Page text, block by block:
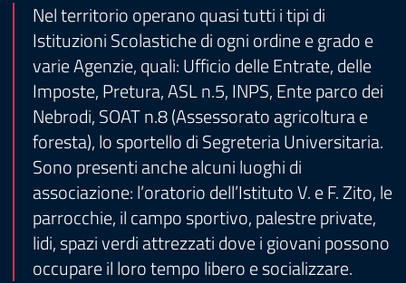
Nel territorio operano quasi tutti i tipi di
Istituzioni Scolastiche di ogni ordine e grado e
varie Agenzie, quali: Ufficio delle Entrate, delle
Imposte, Pretura, ASL n.5, INPS, Ente parco dei
Nebrodi, SOAT n.8 (Assessorato agricoltura e
foresta), lo sportello di Segreteria Universitaria.
Sono presenti anche alcuni luoghi di
associazione: l’oratorio dell’Istituto V. e F. Zito, le
parrocchie, il campo sportivo, palestre private,
lidi, spazi verdi attrezzati dove i giovani possono
occupare il loro tempo libero e socializzare.